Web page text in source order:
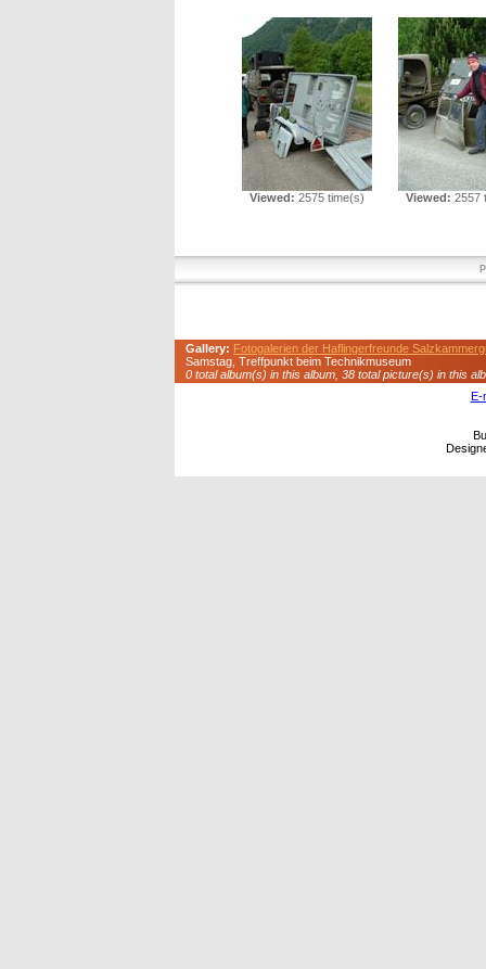
Viewed: 2575 time(s) Viewed: 2557
Gallery: Fotogalerien der Haflingerfreunde
Samstag, Treffpunkt beim Technikmuseum
0 total album(s) in this album, 38 total picture(s) in this
E-